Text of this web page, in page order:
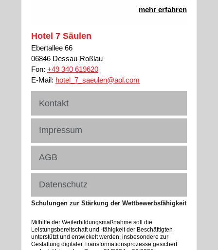
mehr erfahren
Hotel 7 Säulen
Ebertallee 66
06846 Dessau-Roßlau
Fon: +49 340 619620
E-Mail: hotel_7_saeulen@aol.com
Kontakt
Impressum
AGB
Datenschutz
Schulungen zur Stärkung der Wettbewerbsfähigkeit
Mithilfe der Weiterbildungsmaßnahme soll die
Leistungsbereitschaft und -fähigkeit der Beschäftigten
unterstützt und entwickelt werden, insbesondere zur
Gestaltung digitaler Transformationsprozesse gesichert